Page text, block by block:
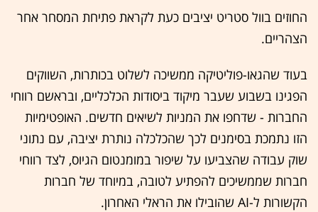
החוזים בוול סטריט יציבים כעת לקראת פתיחת המסחר אחר
הצהריים.
בעוד שהגאו-פוליטיקה ממשיכה לשלוט בכותרות, השווקים
הפגינו בשבוע שעבר מיקוד ביסודות הכלכליים, ובראשם רווחי
החברות - שדחפו את המניות לשיאים חדשים. האופטימיות
הזו נתמכת בסימנים לכך שהכלכלה נותרת יציבה, עם נתוני
שוק עבודה שהצביעו על שיפור במומנטום הגיוס, לצד רווחי
חברות שממשיכים להפתיע לטובה, במיוחד של חברות
הקשורות ל-AI שהובילו את הראלי האחרון.